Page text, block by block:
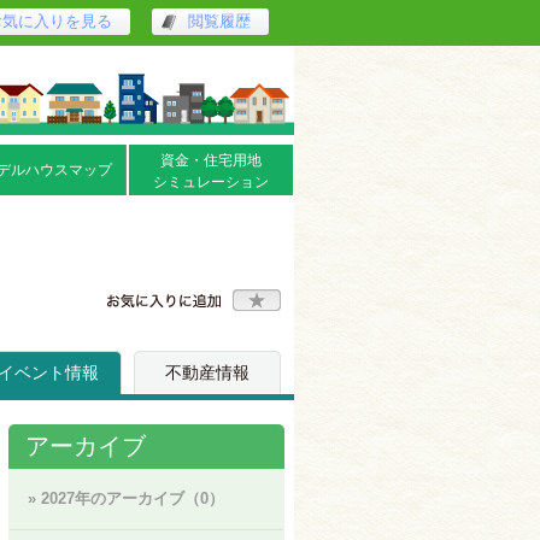
に入りを見る 閲覧履歴
ルハウスマップ
資金・住宅用地
シミュレーション
ベント情報 不動産情報
アーカイブ
» 2027年のアーカイブ（0）